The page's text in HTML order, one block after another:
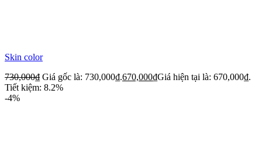
Skin color
730,000₫ Giá gốc là: 730,000₫.670,000₫Giá hiện tại là: 670,000₫.
Tiết kiệm: 8.2%
-4%